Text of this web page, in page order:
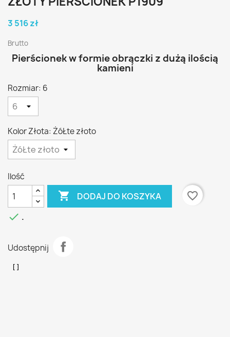
3 516 zł
Brutto
Pierścionek w formie obrączki z dużą ilością
kamieni
Rozmiar: 6
Kolor Złota: ŻóŁte złoto
Ilość
 DODAJ DO KOSZYKA
favorite_border
 .
Udostępnij